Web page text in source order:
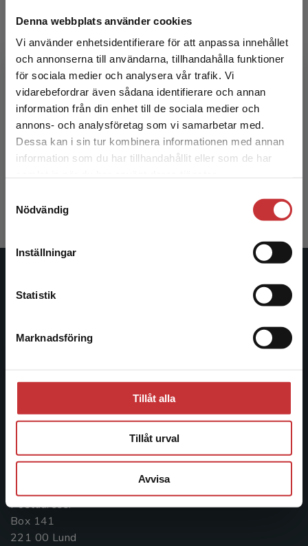
Denna webbplats använder cookies
Vi använder enhetsidentifierare för att anpassa innehållet
och annonserna till användarna, tillhandahålla funktioner
för sociala medier och analysera vår trafik. Vi
vidarebefordrar även sådana identifierare och annan
information från din enhet till de sociala medier och
annons- och analysföretag som vi samarbetar med.
Dessa kan i sin tur kombinera informationen med annan
information som du har tillhandahållit eller som de har
Nödvändig
Inställningar
Statistik
Marknadsföring
Tillåt alla
Tillåt urval
Avvisa
Begränsad fraktregion
Det verkar som att du besöker
studentlitteratur.se via en enhet utanför Sverige.
Vi erbjuder inte leveranser utanför Sverige. För
att kunna slutföra ett köp måste
Design för engagerat lärande
Bergdahl, N - Chireh, G
ledande utbildningsförlag. Med läromedel, kurslitteratur,
facklitteratur, utbildningar och digitala
längs hela kunskapsresan.
Kontakta oss
Kontakta oss
Postadress:
Box 141
221 00 Lund